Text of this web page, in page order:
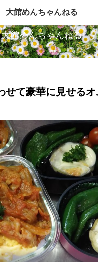
ハチ公のふるさとから発信します
大館めんちゃんねる
せて豪華に見せる
大館めんちゃんねる